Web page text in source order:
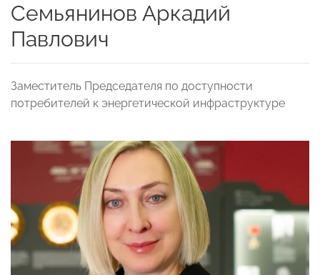
Семьянинов Аркадий
Павлович
Заместитель Председателя по доступности
потребителей к энергетической инфраструктуре